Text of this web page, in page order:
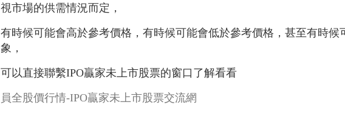
視市場的供需情況而定，
有時候可能會高於參考價格，有時候可能會低於參考價格，甚至有時候
象，
可以直接聯繫IPO贏家未上市股票的窗口了解看看
員全股價行情-IPO贏家未上市股票交流網